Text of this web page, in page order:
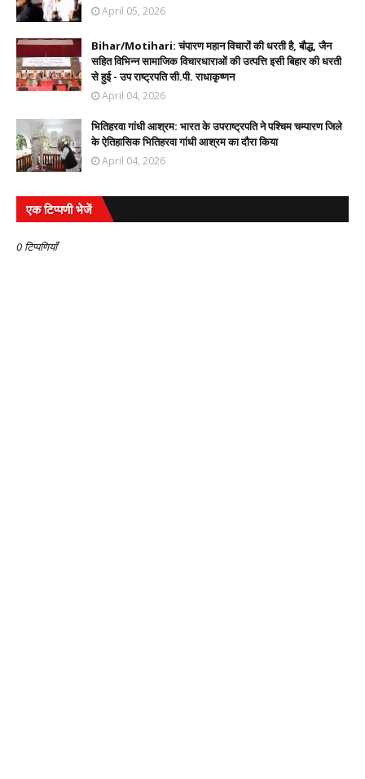
April 05, 2026
Bihar/Motihari: चंपारण महान विचारों की धरती है, बौद्ध, जैन
सहित विभिन्न सामाजिक विचारधाराओं की उत्पत्ति इसी बिहार की धरती
से हुई - उप राष्ट्रपति सी.पी. राधाकृष्णन
April 04, 2026
भितिहरवा गांधी आश्रम: भारत के उपराष्ट्रपति ने पश्चिम चम्पारण जिले
के ऐतिहासिक भितिहरवा गांधी आश्रम का दौरा किया
April 04, 2026
एक टिप्पणी भेजें
0 टिप्पणियाँ